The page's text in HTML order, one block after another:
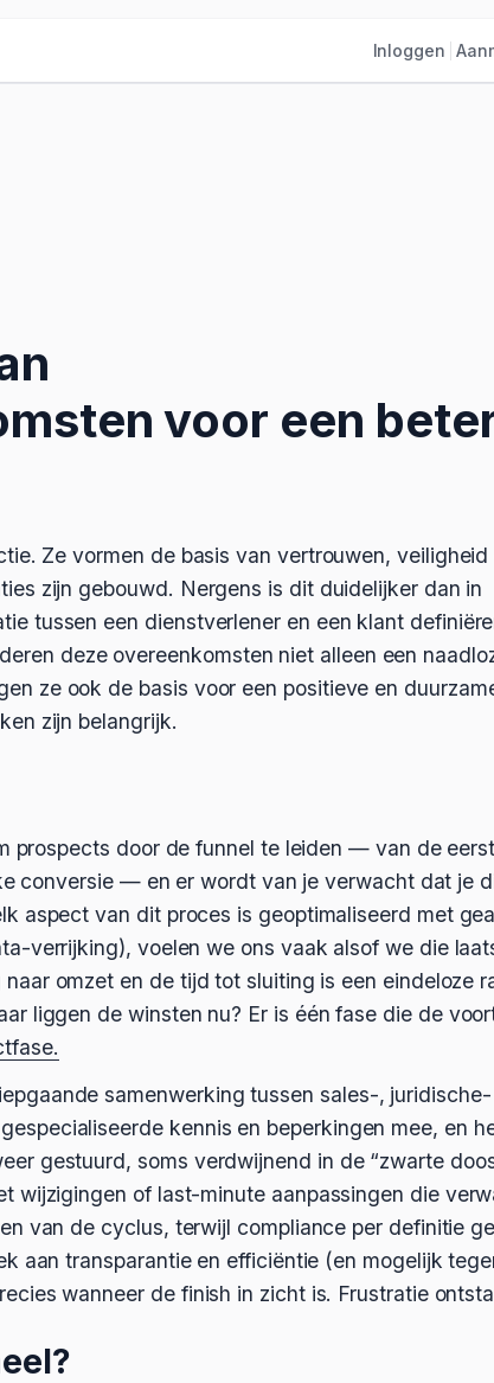
Inloggen
voor een
Ze vormen de basis van vertrouwen, veiligheid
zijn gebouwd. Nergens is dit duidelijker dan in
tussen een dienstverlener en een klant
deze overeenkomsten niet alleen een
ze ook de basis voor een positieve en
zijn belangrijk.
prospects door de funnel te leiden — van de
conversie — en er wordt van je verwacht dat je
aspect van dit proces is geoptimaliseerd met
verrijking), voelen we ons vaak alsof we die
omzet en de tijd tot sluiting is een eindeloze
liggen de winsten nu? Er is één fase die de
samenwerking tussen sales-, juridische-
kennis en beperkingen mee, en
gestuurd, soms verdwijnend in de “zwarte
wijzigingen of last-minute aanpassingen die
van de cyclus, terwijl compliance per definitie
aan transparantie en efficiëntie (en mogelijk
wanneer de finish in zicht is. Frustratie